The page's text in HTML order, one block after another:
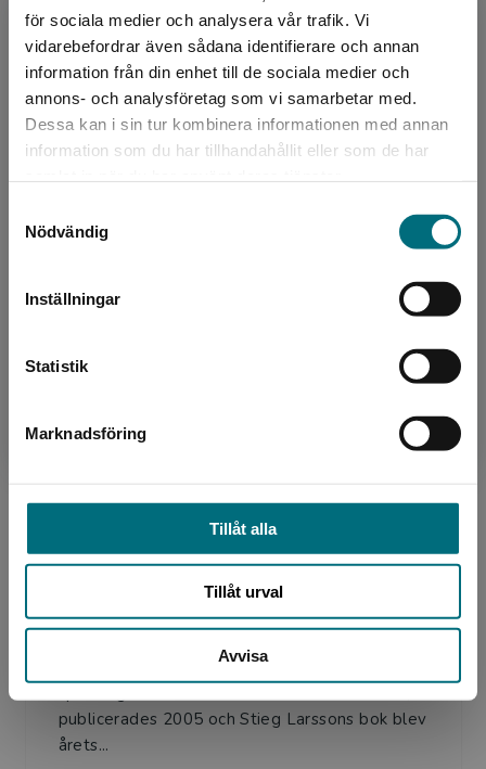
för sociala medier och analysera vår trafik. Vi
vidarebefordrar även sådana identifierare och annan
information från din enhet till de sociala medier och
annons- och analysföretag som vi samarbetar med.
Dessa kan i sin tur kombinera informationen med annan
information som du har tillhandahållit eller som de har
Nödvändig
Inställningar
Statistik
Marknadsföring
Tillåt alla
Tillåt urval
Avvisa
Begränsad fraktregion
Det verkar som att du besöker
nyponochviljaforlag.se via en enhet utanför
Sverige. För att kunna slutföra ett köp måste
Boken finns även som e-bok och digital ljudbok.
Språk:
Svenska
Lättlästnivå:
XX-Large
LIX:
27
ISBN:
9789179493691
Utgivningsår:
2021
Artikelnummer:
44099-01
Sidantal:
Köp- och leveransvillkor
Stieg Larsson
Millenium-trilogin har för alltid gjort avtryck i
publicerades 2005 och Stieg Larssons bok blev
årets...